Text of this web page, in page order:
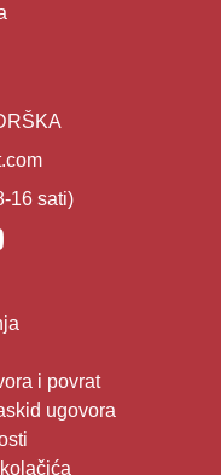
16 sati)
i povrat
ugovora